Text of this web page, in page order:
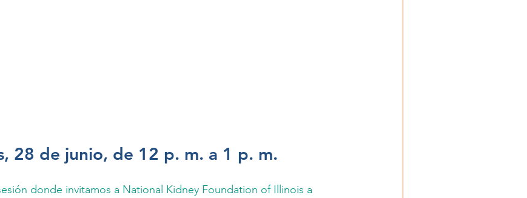
28 de junio, de 12 p. m. a 1 p. m.
donde invitamos a National Kidney Foundation of Illinois a